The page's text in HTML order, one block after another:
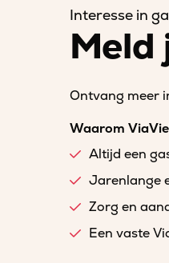
Interesse in
Meld
Ontvang meer
Waarom
Altijd een
Jarenlange
Zorg en
Een vaste